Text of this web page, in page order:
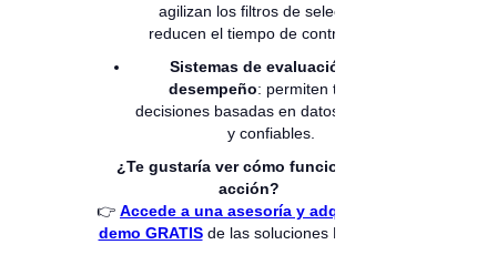
agilizan los filtros de selección y
reducen el tiempo de contratación.
Sistemas de evaluación de
desempeño: permiten tomar
decisiones basadas en datos objetivos
y confiables.
¿Te gustaría ver cómo funciona en
acción?
👉 Accede a una asesoría y adquiere un
demo GRATISde las soluciones Magneto.